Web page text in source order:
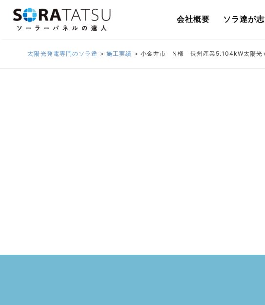
会社概要 ソラ達が
太陽光発電専門のソラ達 > 施工実績 > 小金井市 N様 長州産業5.104kW太陽光